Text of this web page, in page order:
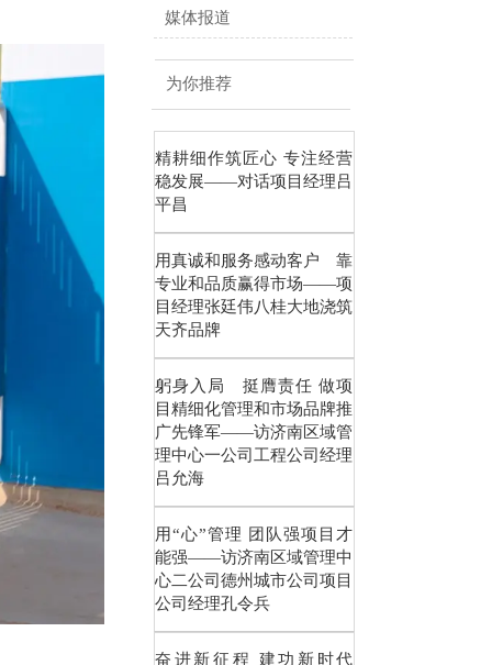
媒体报道
为你推荐
精耕细作筑匠心 专注经营
稳发展——对话项目经理吕
平昌
用真诚和服务感动客户 靠
专业和品质赢得市场——项
目经理张廷伟八桂大地浇筑
天齐品牌
躬身入局 挺膺责任 做项
目精细化管理和市场品牌推
广先锋军——访济南区域管
理中心一公司工程公司经理
吕允海
用“心”管理 团队强项目才
能强——访济南区域管理中
心二公司德州城市公司项目
公司经理孔令兵
奋进新征程 建功新时代